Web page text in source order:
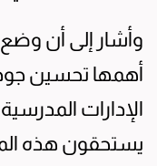
وأشار إلى أن
أهمها تحسين
الإدارات
يستحقون هذه